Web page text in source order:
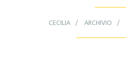
CECILIA ARCHIVIO